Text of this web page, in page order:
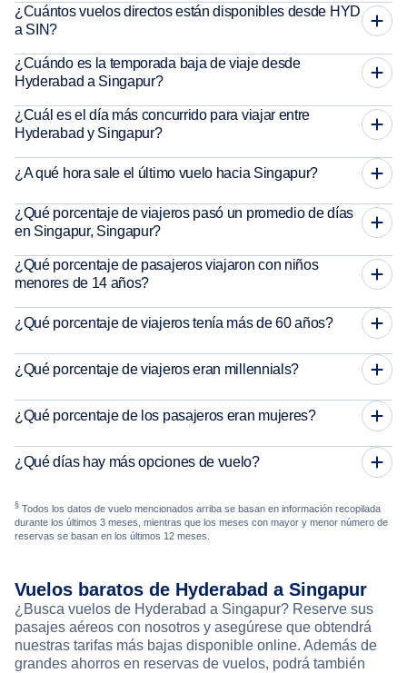
¿Cuántos vuelos directos están disponibles desde HYD
a SIN?
¿Cuándo es la temporada baja de viaje desde
Hyderabad a Singapur?
¿Cuál es el día más concurrido para viajar entre
Hyderabad y Singapur?
¿A qué hora sale el último vuelo hacia Singapur?
¿Qué porcentaje de viajeros pasó un promedio de días
en Singapur, Singapur?
¿Qué porcentaje de pasajeros viajaron con niños
menores de 14 años?
¿Qué porcentaje de viajeros tenía más de 60 años?
¿Qué porcentaje de viajeros eran millennials?
¿Qué porcentaje de los pasajeros eran mujeres?
¿Qué días hay más opciones de vuelo?
§ Todos los datos de vuelo mencionados arriba se basan en información recopilada
durante los últimos 3 meses, mientras que los meses con mayor y menor número de
reservas se basan en los últimos 12 meses.
Vuelos baratos de Hyderabad a Singapur
¿Busca vuelos de Hyderabad a Singapur? Reserve sus
pasajes aéreos con nosotros y asegúrese que obtendrá
nuestras tarifas más bajas disponible online. Además de
grandes ahorros en reservas de vuelos, podrá también